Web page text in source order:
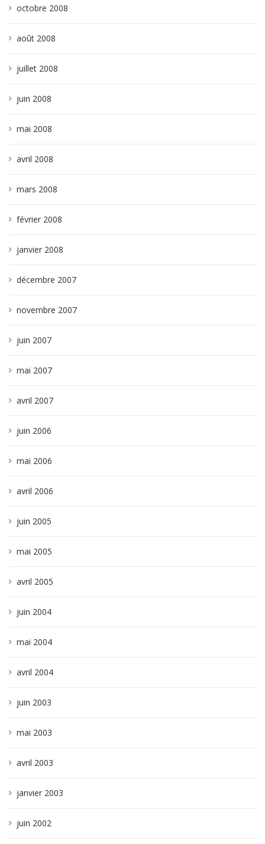
octobre 2008
août 2008
juillet 2008
juin 2008
mai 2008
avril 2008
mars 2008
février 2008
janvier 2008
décembre 2007
novembre 2007
juin 2007
mai 2007
avril 2007
juin 2006
mai 2006
avril 2006
juin 2005
mai 2005
avril 2005
juin 2004
mai 2004
avril 2004
juin 2003
mai 2003
avril 2003
janvier 2003
juin 2002